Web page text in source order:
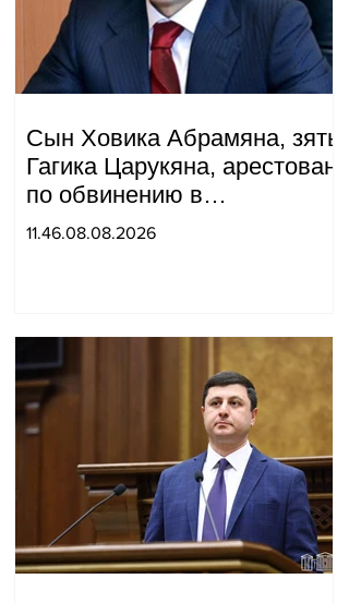
Сын Ховика Абрамяна, зять
Гагика Царукяна, арестован
по обвинению в
организации убийства.
11.46.08.08.2026